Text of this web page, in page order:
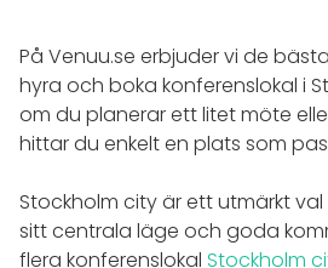
På Venuu.se erbjuder vi de
hyra och boka konferenslokal i
om du planerar ett litet möte
hittar du enkelt en plats som
Stockholm city är ett utmärkt
sitt centrala läge och goda
flera konferenslokal Stockholm